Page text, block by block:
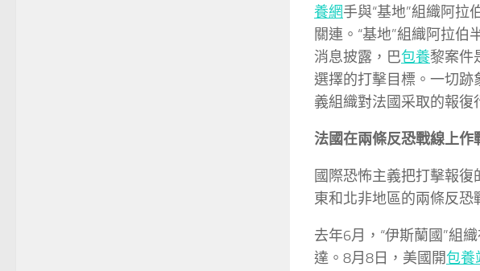
養網手與“基地”組織阿拉
關連。“基地”組織阿拉
消息披露，巴包養黎案件
選擇的打擊目標。一切跡
義組織對法國采取的報復
法國在兩條反恐戰線上作
國際恐怖主義把打擊報復
東和北非地區的兩條反恐
去年6月，“伊斯蘭國”組
達。8月8日，美國開包養